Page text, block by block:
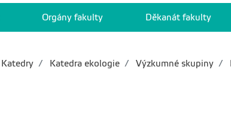
Orgány fakulty Děkanát fakulty
Katedry Katedra ekologie Výzkumné skupiny